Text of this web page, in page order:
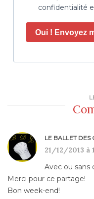
confidentialité
Oui ! Envoyez
LE BALLET DES
21/12/2013 à
Avec ou sans
Merci pour ce partage!
Bon week-end!